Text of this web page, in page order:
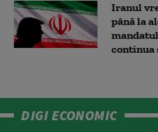
Iranul
până la
continua
DIGI ECONOMIC